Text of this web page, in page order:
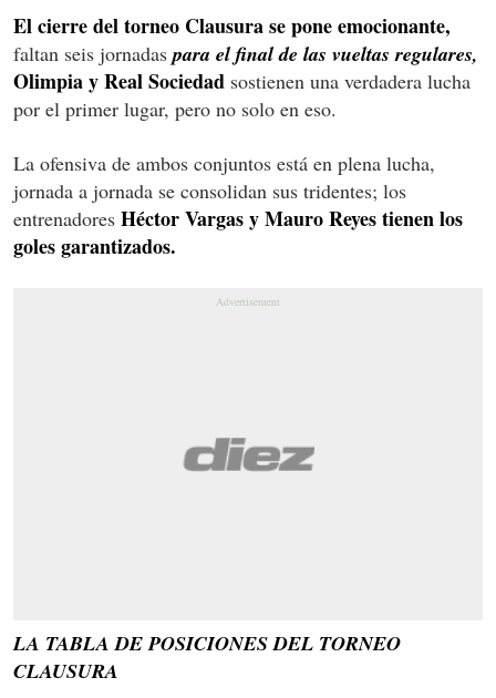
El cierre del torneo Clausura se pone emocionante,
faltan seis jornadas para el final de las vueltas regulares,
Olimpia y Real Sociedad sostienen una verdadera lucha
por el primer lugar, pero no solo en eso.
La ofensiva de ambos conjuntos está en plena lucha,
jornada a jornada se consolidan sus tridentes; los
entrenadores Héctor Vargas y Mauro Reyes tienen los
goles garantizados.
LA TABLA DE POSICIONES DEL TORNEO
CLAUSURA